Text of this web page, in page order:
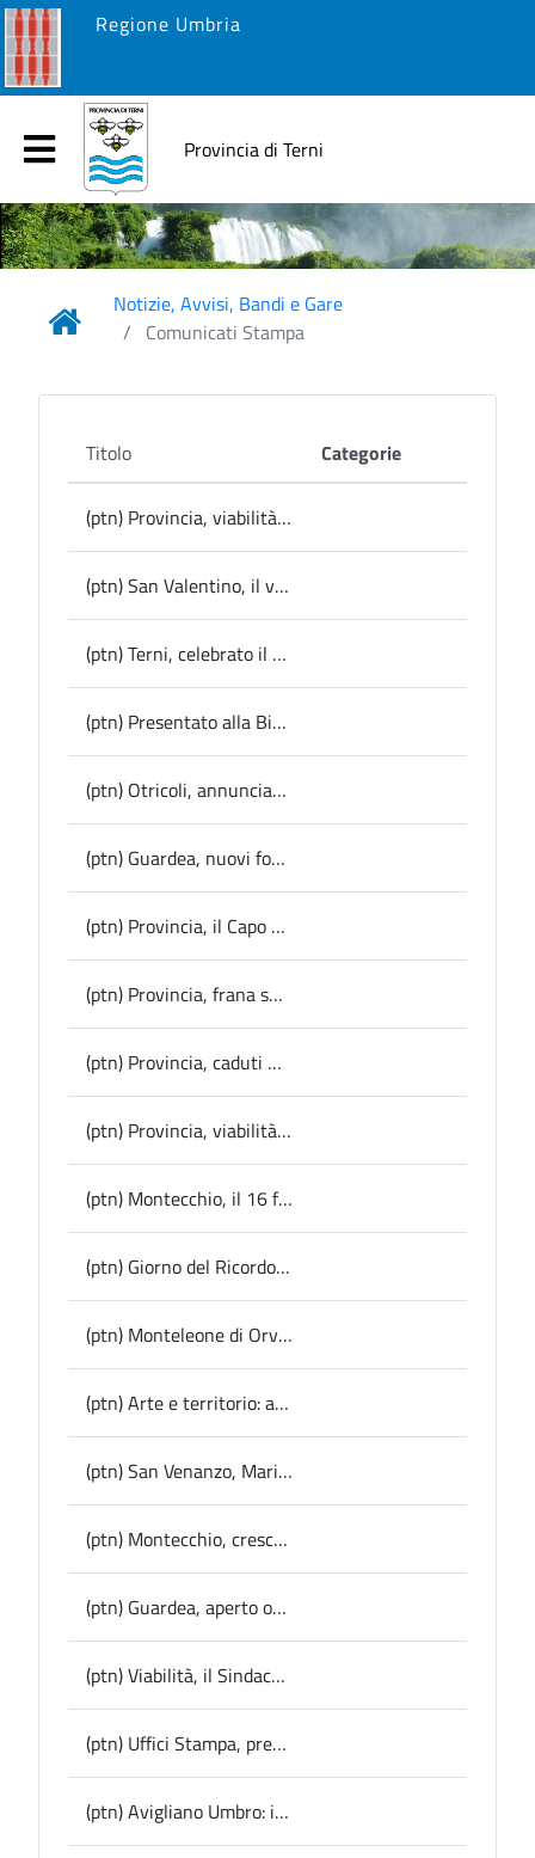
Regione Umbria
Provincia di Terni
Notizie, Avvisi, Bandi e Gare
Comunicati Stampa
Titolo Categorie
(ptn) Provincia, viabilità: senso unico alternato sulla 3 Ter a Narni per pericolo frana
(ptn) San Valentino, il vice Presidente Ferranti con il Gonfalone dell’ente presenzierà al Pontificale in onore del Santo Patrono
(ptn) Terni, celebrato il Giorno del Ricordo
(ptn) Presentato alla Bit di Milano “Umbria Green Route”: il cicloturismo che fa sviuppo tra Montecchio, Orvieto e Baschi
(ptn) Otricoli, annunciate le date di Ocricolum AD 168: l’edizione 2026 da 29 al 31 maggio
(ptn) Guardea, nuovi fondi da Regione e Ministero per la biblioteca comunale
(ptn) Provincia, il Capo di Gabinetto Federighi all’assemblea cittadina di Norcia sul progetto Anas della Tre Valli: “valutare il rapporto costi-benefici dell’opera”
(ptn) Provincia, frana sulla Sp 79 Ternana, disposta la riapertura da oggi a senso unico alternato
(ptn) Provincia, caduti massi sulla Sp 79 Ternana: chiuso il tratto interessato e individuati i percorsi alternativi
(ptn) Provincia, viabilità: verifiche sul costone sovrastante la Sp 12 Bagnorese, possibile riapertura a senso unico alternato
(ptn) Montecchio, il 16 febbraio la presentazione del nuovo servizio di Telesoccorso
(ptn) Giorno del Ricordo, il 10 febbraio la Provincia alle celebrazioni in Corso del Popolo a Terni
(ptn) Monteleone di Orvieto, lavori di miglioramento alla centralissima Piazza Bilancini
(ptn) Arte e territorio: al Grand Hotel San Gemini un appuntamento culturale dedicato a Girolamo Troppa
(ptn) San Venanzo, Marinelli: “Rafforzare la sede Afor locale per sostenere lo sviluppo agro-forestale del territorio
(ptn) Montecchio, cresce la biblioteca comunale, acquistati nuovi libri con il fondo Mic, Gori: “fondamentale presidio culturale e luogo di incontro”
(ptn) Guardea, aperto oggi il nuovo asilo nido comunale 0-3 anni, Lattanzi: “Una risposta concreta alle richieste di tante famiglie”
(ptn) Viabilità, il Sindaco di Arrone Di Gioia chiede interventi per la Valnerina
(ptn) Uffici Stampa, presentata a Roma la “Carta” per il futuro dell’informazione professionale
(ptn) Avigliano Umbro: il Carnevale 2026 ancora nel segno delle Maschere Umbre della Commedia dell’Arte